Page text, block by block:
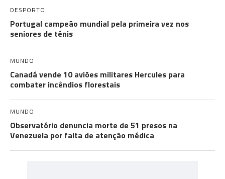
DESPORTO
Portugal campeão mundial pela primeira vez nos
seniores de ténis
MUNDO
Canadá vende 10 aviões militares Hercules para
combater incêndios florestais
MUNDO
Observatório denuncia morte de 51 presos na
Venezuela por falta de atenção médica